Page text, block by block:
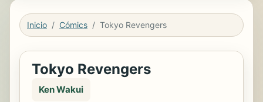
Inicio Cómics Tokyo Revengers
Tokyo Revengers
Ken Wakui